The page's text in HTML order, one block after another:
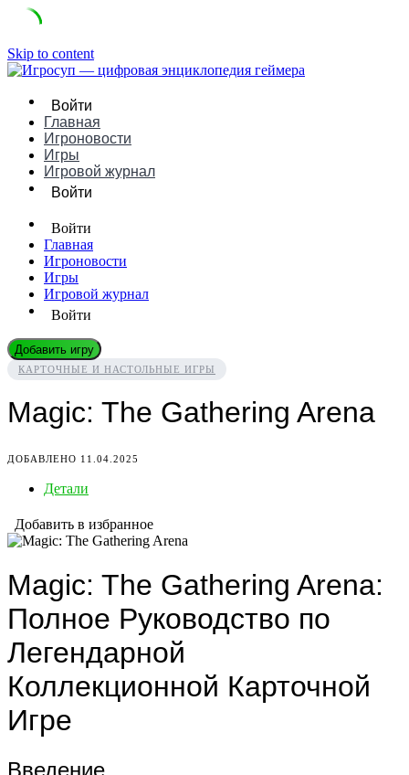
Skip to content
Войти
Главная
Игроновости
Игры
Игровой журнал
Войти
Войти
Главная
Игроновости
Игры
Игровой журнал
Войти
Добавить игру
КАРТОЧНЫЕ И НАСТОЛЬНЫЕ ИГРЫ
Magic: The Gathering Arena
ДОБАВЛЕНО 11.04.2025
Детали
Добавить в избранное
Magic: The Gathering Arena:
Полное Руководство по
Легендарной
Коллекционной Карточной
Игре
Введение